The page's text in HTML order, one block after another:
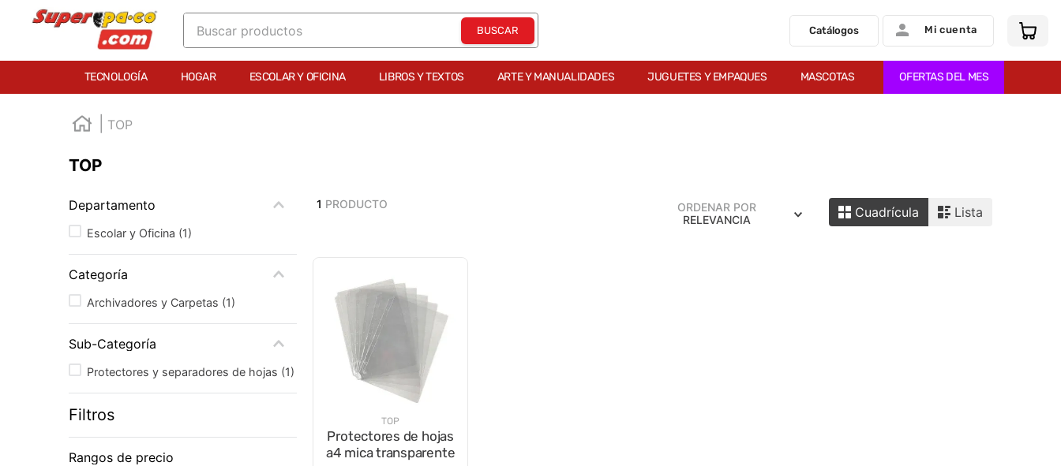
Buscar productos
Catálogos Mi cuenta
TECNOLOGÍA HOGAR ESCOLAR Y OFICINA LIBROS Y TEXTOS ARTE Y MANUALIDADES JUGUETES Y EMPAQUES MASCOTAS OFERTAS DEL MES
TOP
TOP
Filtros
Departamento
Escolar y Oficina (1)
Categoría
Archivadores y Carpetas (1)
Sub-Categoría
Protectores y separadores de hojas (1)
Rangos de precio
1 PRODUCTO
ORDENAR POR
RELEVANCIA
Cuadrícula Lista
TOP
Protectores de hojas
a4 mica transparente
TÉRMINOS MÁS BUSCADOS
7.
audifonos
9.
impresora